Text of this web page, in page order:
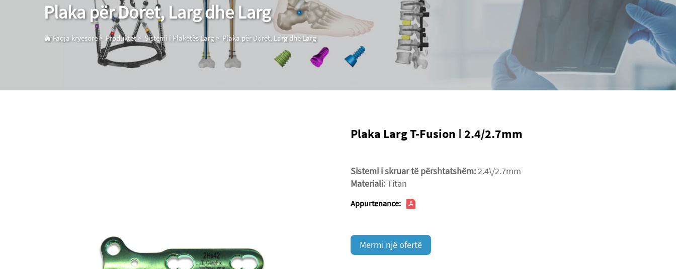
Plaka për Doret, Larg dhe Larg
Faqja kryesore> Produktet> Sistemi i Plaketës Larg> Plaka për Doret, Larg dhe Larg
Plaka Larg T-Fusion Ⅰ 2.4/2.7mm
Sistemi i skruar të përshtatshëm:2.4\/2.7mm
Materiali:Titan
Appurtenance:
Merrni një ofertë